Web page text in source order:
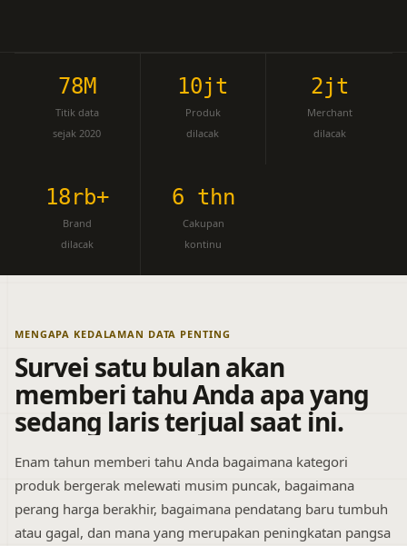
78M
Titik data
sejak 2020
10jt
Produk
dilacak
2jt
Merchant
dilacak
18rb+
Brand
dilacak
6 thn
Cakupan
kontinu
MENGAPA KEDALAMAN DATA PENTING
Survei satu bulan akan
memberi tahu Anda apa yang
sedang laris terjual saat ini.
Enam tahun memberi tahu Anda bagaimana kategori
produk bergerak melewati musim puncak, bagaimana
perang harga berakhir, bagaimana pendatang baru tumbuh
atau gagal, dan mana yang merupakan peningkatan pangsa